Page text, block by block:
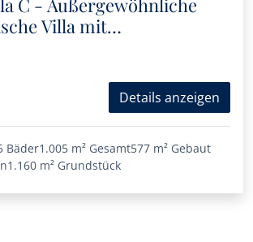
C - Außergewöhnliche
Villa mit
in Benahavís
Details anzeigen
Bäder1.005 m² Gesamt577 m² Gebaut
1.160 m² Grundstück